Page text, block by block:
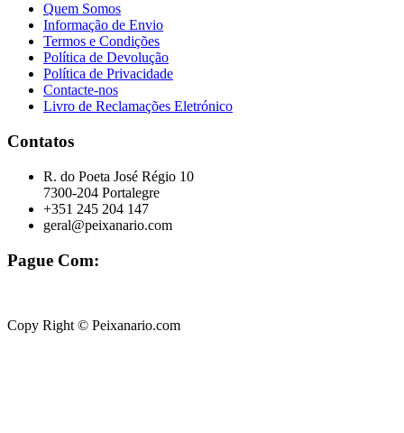
Quem Somos
Informação de Envio
Termos e Condições
Política de Devolução
Política de Privacidade
Contacte-nos
Livro de Reclamações Eletrónico
Contatos
R. do Poeta José Régio 10
7300-204 Portalegre
+351 245 204 147
geral@peixanario.com
Pague Com:
Copy Right © Peixanario.com